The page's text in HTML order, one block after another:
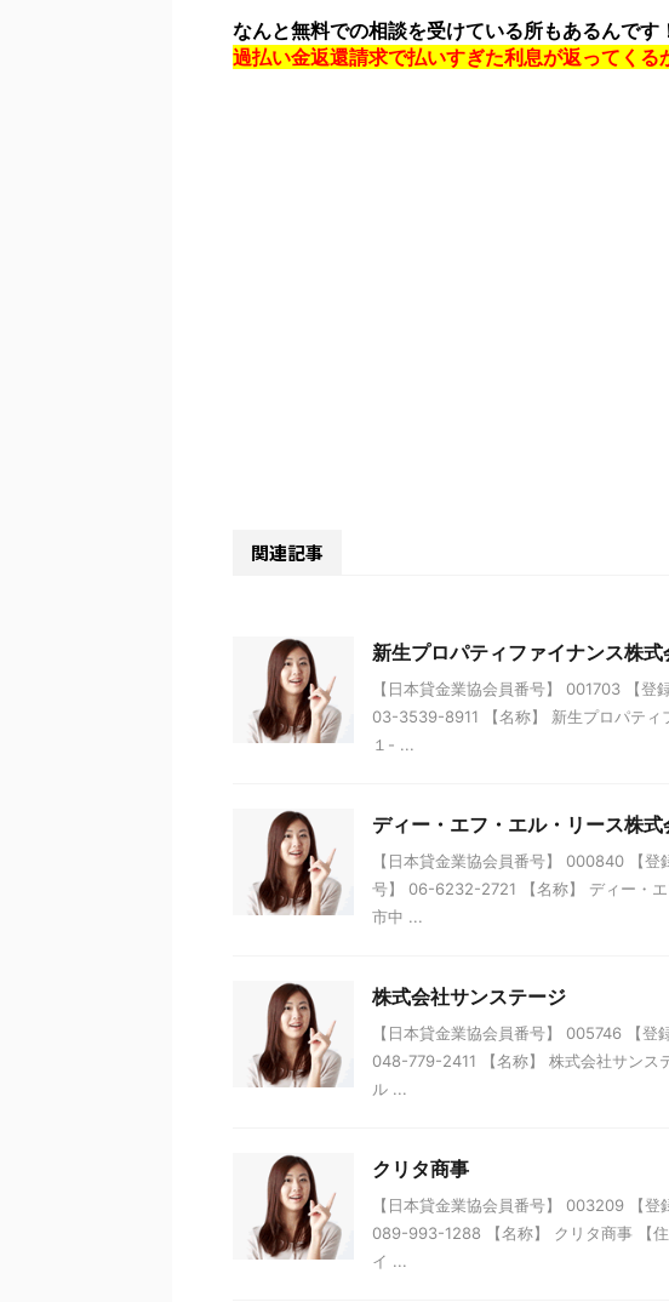
なんと無料での相談を受けている所もあるんです
過払い金返還請求で払いすぎた利息が返ってくる
関連記事
新生プロパティファイナンス株式
【日本貸金業協会員番号】 001703 【登
03-3539-8911 【名称】 新生プロパティ
１- ...
ディー・エフ・エル・リース株式
【日本貸金業協会員番号】 000840 【
号】 06-6232-2721 【名称】 ディー・
市中 ...
株式会社サンステージ
【日本貸金業協会員番号】 005746 【登
048-779-2411 【名称】 株式会社サンス
ル ...
クリタ商事
【日本貸金業協会員番号】 003209 【登
089-993-1288 【名称】 クリタ商事 【
イ ...